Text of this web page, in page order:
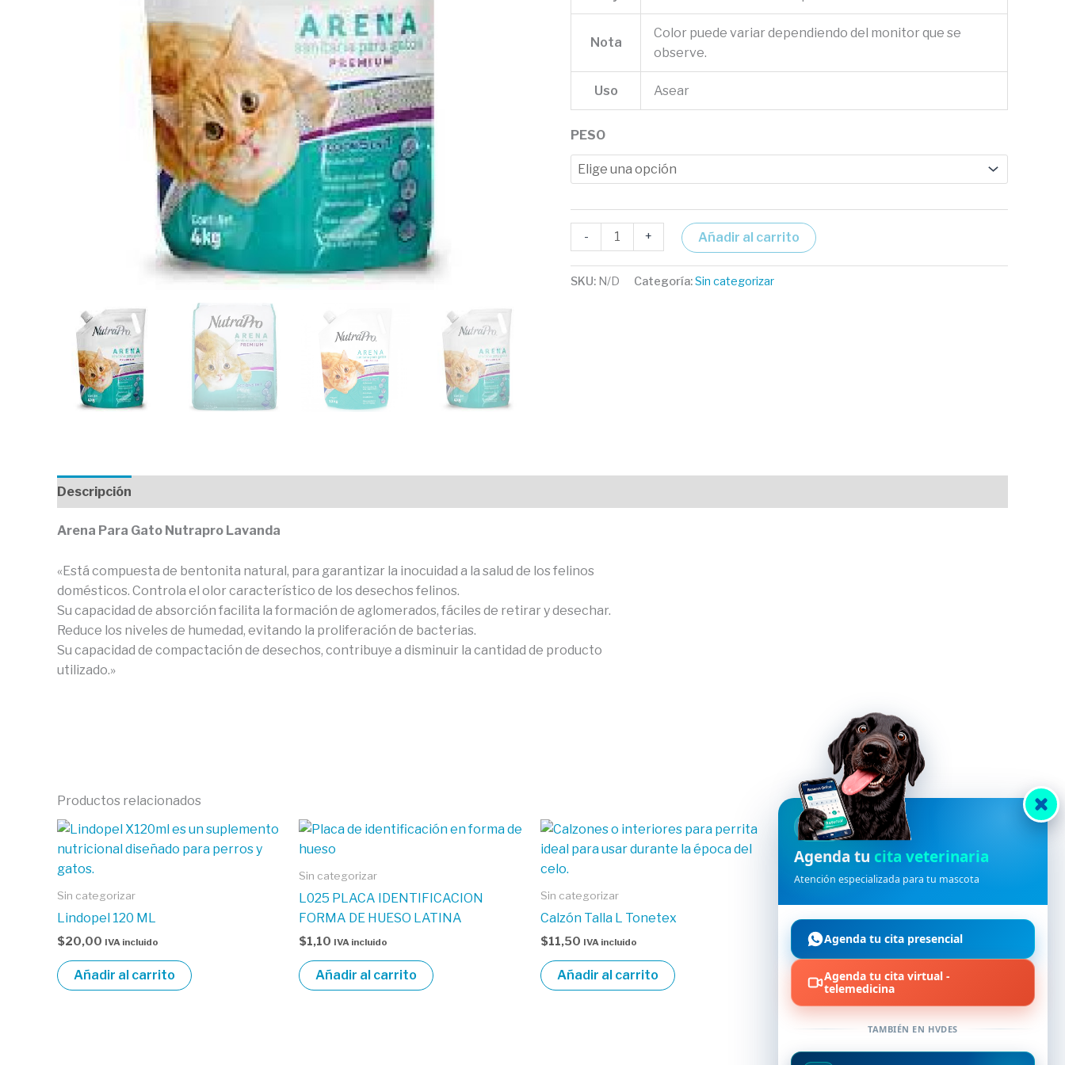
Nota
Color puede variar dependiendo del monitor que se
observe.
Uso Asear
PESO
- + Añadir al carrito
SKU: N/D Categoría:Sin categorizar
Descripción
Arena Para Gato Nutrapro Lavanda
«Está compuesta de bentonita natural, para garantizar la inocuidad a la salud de los felinos
domésticos. Controla el olor característico de los desechos felinos.
Su capacidad de absorción facilita la formación de aglomerados, fáciles de retirar y desechar.
Reduce los niveles de humedad, evitando la proliferación de bacterias.
Su capacidad de compactación de desechos, contribuye a disminuir la cantidad de producto
utilizado.»
Productos relacionados
Sin categorizar
Lindopel 120 ML
$20,00 IVA incluido
Añadir al carrito
Sin categorizar
L025 PLACA IDENTIFICACION
FORMA DE HUESO LATINA
$1,10 IVA incluido
Añadir al carrito
Sin categorizar
Calzón Talla L Tonetex
$11,50 IVA incluido
Añadir al carrito
Colchoneta 3 Distri Mascotas 4033
15,31 IVA incluido
Añadir al carrito
HVDES
Agenda tu cita veterinaria
Atención especializada para tu mascota
Agenda tu cita presencial
Agenda tu cita virtual -
telemedicina
TAMBIÉN EN HVDES